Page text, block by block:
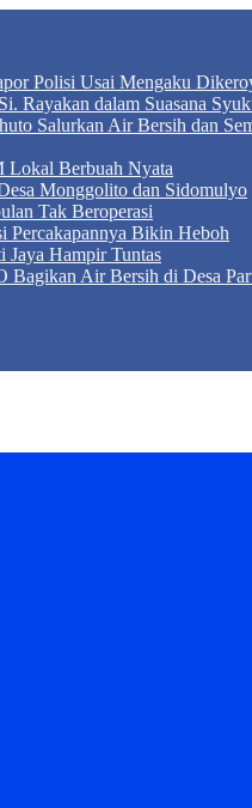
Polisi Usai Mengaku
Rayakan dalam Suasana
Salurkan Air Bersih dan
Lokal Berbuah Nyata
Monggolito dan Sidomulyo
Tak Beroperasi
Percakapannya Bikin Heboh
Hampir Tuntas
Air Bersih di Desa